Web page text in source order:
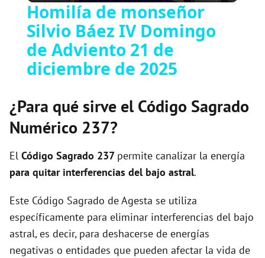
a
y
V
d
e
o
Homilía de monseñor
Silvio Báez IV Domingo
de Adviento 21 de
diciembre de 2025
¿Para qué sirve el Código Sagrado
Numérico 237?
El Código Sagrado 237 permite canalizar la energía
para quitar interferencias del bajo astral.
Este Código Sagrado de Agesta se utiliza
específicamente para eliminar interferencias del bajo
astral, es decir, para deshacerse de energías
negativas o entidades que pueden afectar la vida de